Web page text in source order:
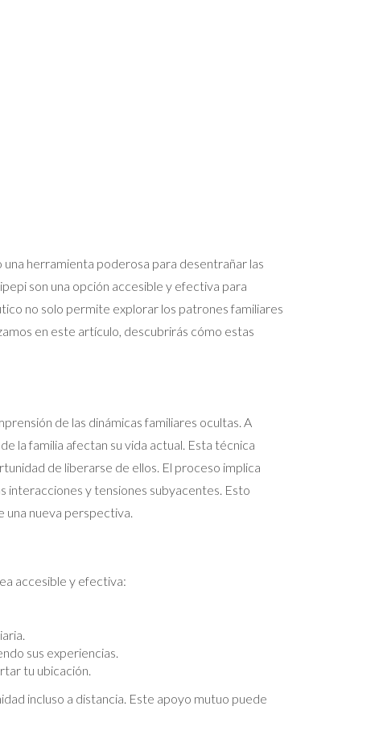
una herramienta poderosa para desentrañar las
son una opción accesible y efectiva para
no solo permite explorar los patrones familiares
en este artículo, descubrirás cómo estas
de las dinámicas familiares ocultas. A
la familia afectan su vida actual. Esta técnica
de liberarse de ellos. El proceso implica
interacciones y tensiones subyacentes. Esto
una nueva perspectiva.
accesible y efectiva:
sus experiencias.
tu ubicación.
incluso a distancia. Este apoyo mutuo puede